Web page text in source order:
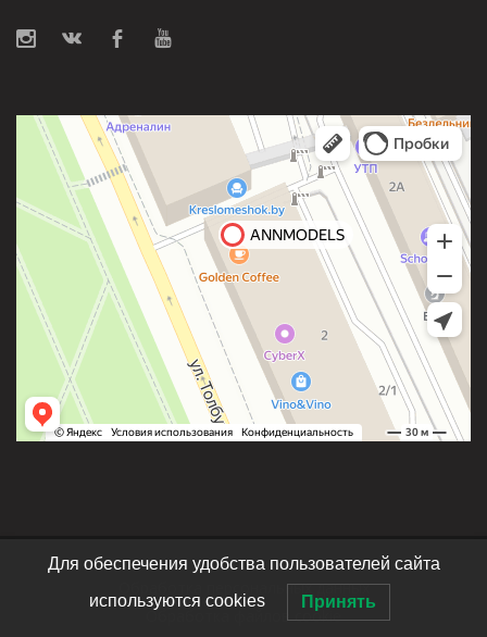
Обработка персональных данных
Обработка файлов cookie
Для обеспечения удобства пользователей сайта
используются cookies Принять